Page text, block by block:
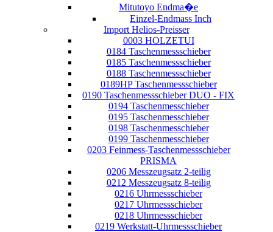
Mitutoyo Endma�e
Einzel-Endmass Inch
Import Helios-Preisser
0003 HOLZETUI
0184 Taschenmessschieber
0185 Taschenmessschieber
0188 Taschenmessschieber
0189HP Taschenmessschieber
0190 Taschenmessschieber DUO - FIX
0194 Taschenmesschieber
0195 Taschenmesschieber
0198 Taschenmesschieber
0199 Taschenmesschieber
0203 Feinmess-Taschenmessschieber
PRISMA
0206 Messzeugsatz 2-teilig
0212 Messzeugsatz 8-teilig
0216 Uhrmessschieber
0217 Uhrmessschieber
0218 Uhrmessschieber
0219 Werkstatt-Uhrmessschieber